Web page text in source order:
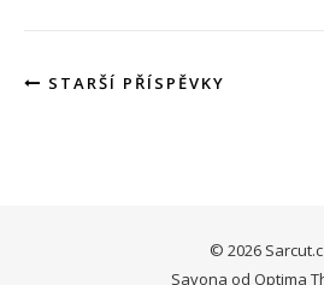
STARŠÍ PŘÍSPĚVKY
© 2026
Savona od Optima